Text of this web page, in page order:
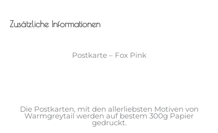
Zusätzliche Informationen
Postkarte – Fox Pink
Die Postkarten, mit den allerliebsten Motiven von
Warmgreytail werden auf bestem 300g Papier
gedruckt.